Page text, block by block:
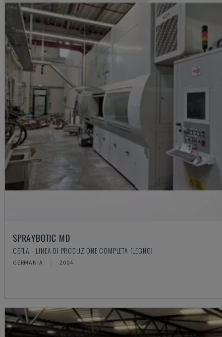
SPRAYBOTIC MD
CEFLA - LINEA DI PRODUZIONE COMPLETA (LEGNO)
GERMANIA 2004